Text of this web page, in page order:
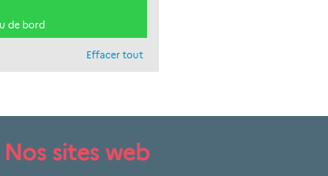
de bord
Effacer tout
Nos sites web